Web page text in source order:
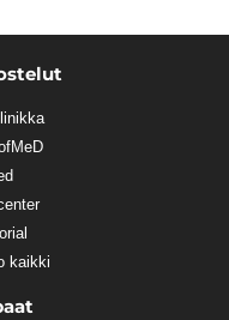
kaikki